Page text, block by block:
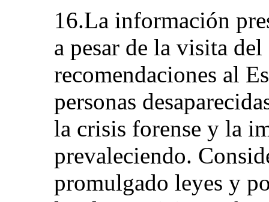
16.La información
a pesar de la visita
recomendaciones al
personas
la crisis forense y la
prevaleciendo.
promulgado leyes y